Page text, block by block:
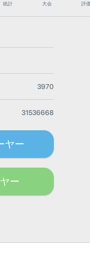
統計 大会 評
3970
31536668
ヤー
ー